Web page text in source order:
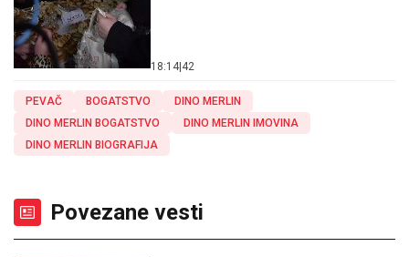
18:14 42
PEVAČ BOGATSTVO
DINO MERLIN
DINO MERLIN BOGATSTVO
DINO MERLIN IMOVINA
DINO MERLIN BIOGRAFIJA
Povezane vesti